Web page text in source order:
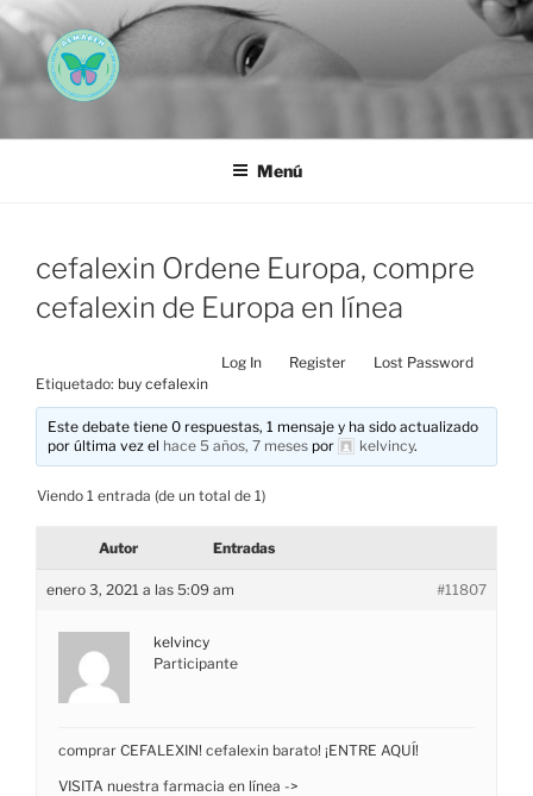
Saltar
al
contenido
AEMAREH
Menú
cefalexin Ordene Europa, compre
cefalexin de Europa en línea
Log In Register
Lost Password
Etiquetado: buy cefalexin
Este debate tiene 0 respuestas, 1 mensaje y ha sido actualizado
por última vez el hace 5 años, 7 meses por kelvincy.
Viendo 1 entrada (de un total de 1)
Autor Entradas
enero 3, 2021 a las 5:09 am #11807
kelvincy
Participante
comprar CEFALEXIN! cefalexin barato! ¡ENTRE AQUÍ!
VISITA nuestra farmacia en línea ->